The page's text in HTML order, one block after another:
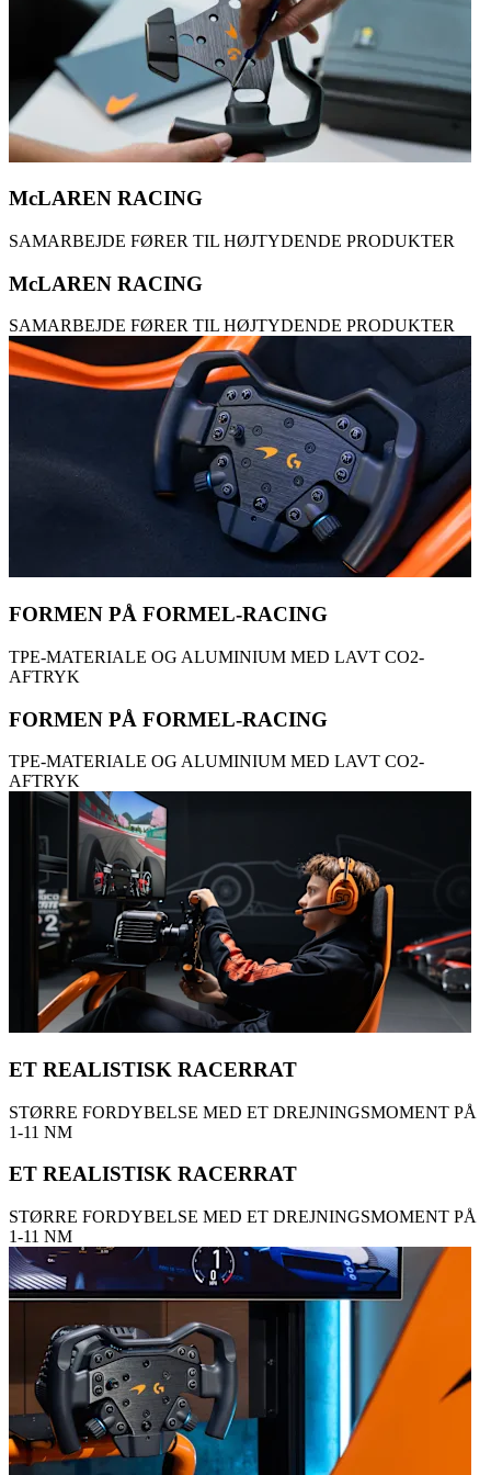
McLAREN RACING
SAMARBEJDE FØRER TIL HØJTYDENDE PRODUKTER
McLAREN RACING
SAMARBEJDE FØRER TIL HØJTYDENDE PRODUKTER
FORMEN PÅ FORMEL-RACING
TPE-MATERIALE OG ALUMINIUM MED LAVT CO2-
AFTRYK
FORMEN PÅ FORMEL-RACING
TPE-MATERIALE OG ALUMINIUM MED LAVT CO2-
AFTRYK
ET REALISTISK RACERRAT
STØRRE FORDYBELSE MED ET DREJNINGSMOMENT PÅ
1-11 NM
ET REALISTISK RACERRAT
STØRRE FORDYBELSE MED ET DREJNINGSMOMENT PÅ
1-11 NM